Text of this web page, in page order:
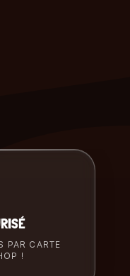
PAR CARTE
!